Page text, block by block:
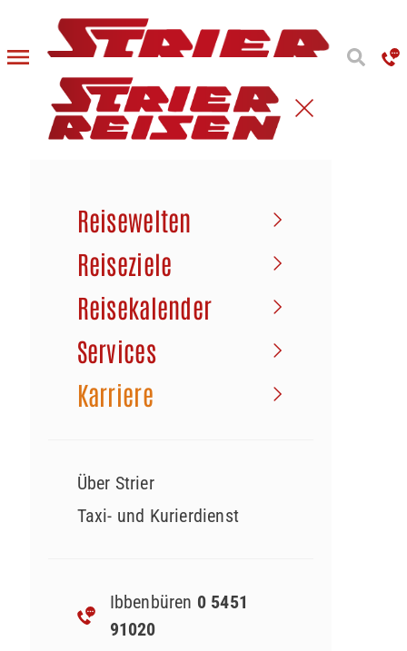
Reisewelten
Reiseziele
Reisekalender
Services
Karriere
Über Strier
Taxi- und Kurierdienst
Ibbenbüren 0 5451
91020